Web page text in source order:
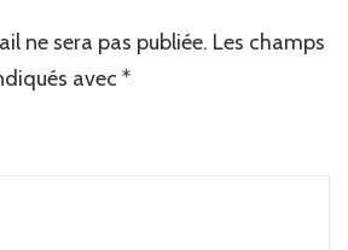
ne sera pas publiée. Les champs
avec *